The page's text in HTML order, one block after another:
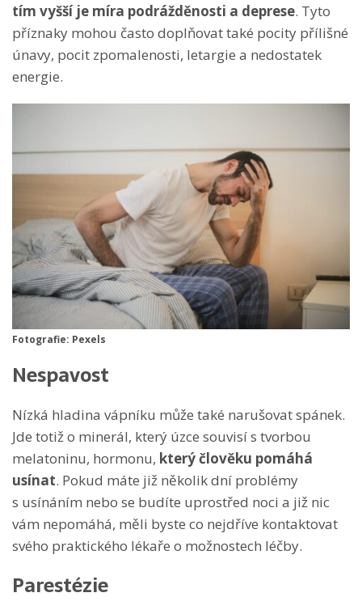
tím vyšší je míra podrážděnosti a deprese. Tyto
příznaky mohou často doplňovat také pocity přílišné
únavy, pocit zpomalenosti, letargie a nedostatek
energie.
Fotografie: Pexels
Nespavost
Nízká hladina vápníku může také narušovat spánek.
Jde totiž o minerál, který úzce souvisí s tvorbou
melatoninu, hormonu, který člověku pomáhá
usínat. Pokud máte již několik dní problémy
s usínáním nebo se budíte uprostřed noci a již nic
vám nepomáhá, měli byste co nejdříve kontaktovat
svého praktického lékaře o možnostech léčby.
Parestézie